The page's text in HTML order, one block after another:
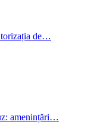
de…
amenințări…